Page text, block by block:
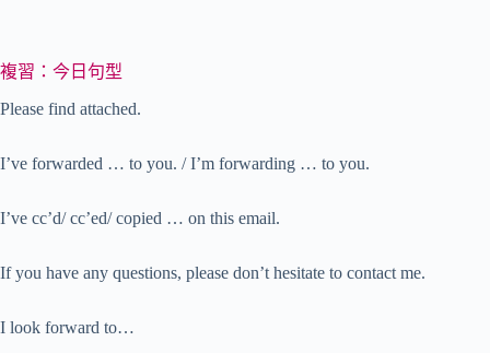
複習：今日句型
Please find attached.
I’ve forwarded … to you. / I’m forwarding … to you.
I’ve cc’d/ cc’ed/ copied … on this email.
If you have any questions, please don’t hesitate to contact me.
I look forward to…